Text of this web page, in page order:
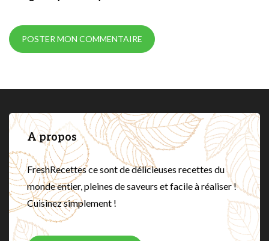
A propos
FreshRecettes ce sont de délicieuses recettes du
monde entier, pleines de saveurs et facile à réaliser !
Cuisinez simplement !